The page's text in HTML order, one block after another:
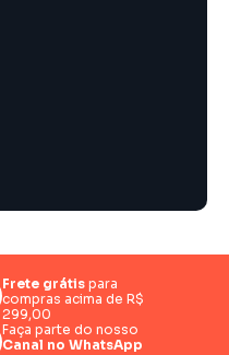
Frete grátispara
compras acima de R$
299,00
Faça parte do nosso
Canal no WhatsApp